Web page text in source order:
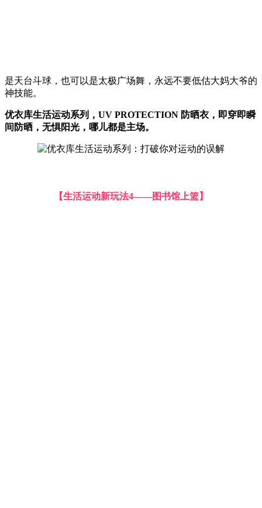
是天台斗球，也可以是太极广场舞，永远不要低估大妈大爷的
神技能。
优衣库生活运动系列，UV PROTECTION 防晒衣，即穿即瞬
间防晒，无惧阳光，哪儿都是主场。
【生活运动新玩法4——图书馆上篮】